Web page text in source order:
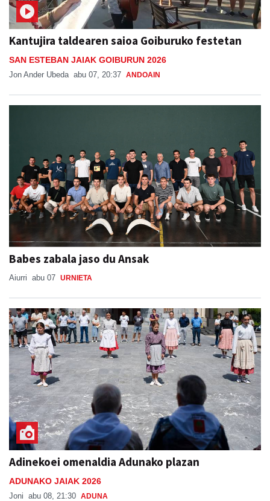
Kantujira taldearen saioa Goiburuko festetan
SAN ESTEBAN JAIAK GOIBURUN 2026
Jon Ander Ubeda abu 07, 20:37 ANDOAIN
Babes zabala jaso du Ansak
Aiurri abu 07 URNIETA
Adinekoei omenaldia Adunako plazan
ADUNAKO JAIAK 2026
Joni abu 08, 21:30 ADUNA